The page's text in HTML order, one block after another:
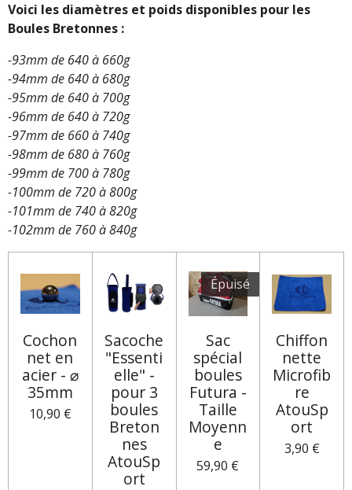
G
A
G
G
A
G
Voici les diamètres et poids disponibles pour les
Boules Bretonnes :
-93mm de 640 à 660g
-94mm de 640 à 680g
-95mm de 640 à 700g
-96mm de 640 à 720g
-97mm de 660 à 740g
-98mm de 680 à 760g
-99mm de 700 à 780g
-100mm de 720 à 800g
-101mm de 740 à 820g
-102mm de 760 à 840g
Cochon
net en
acier - ⌀
35mm
10,90 €
Sacoche
"Essenti
elle" -
pour 3
boules
Breton
nes
AtouSp
ort
Épuisé
Sac
spécial
boules
Futura -
Taille
Moyenn
e
59,90 €
Chiffon
nette
Microfib
re
AtouSp
ort
3,90 €